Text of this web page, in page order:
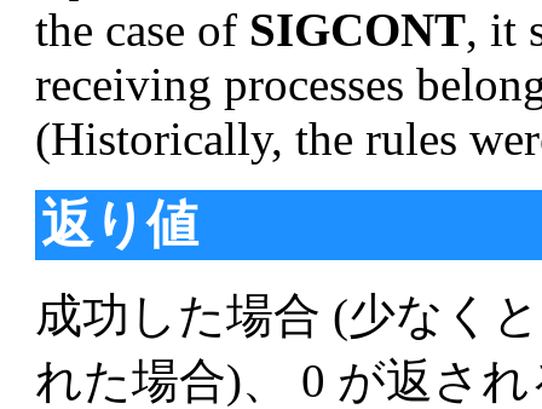
the case of SIGCONT, it
receiving processes
(Historically, the rules
返り値
成功した場合 (少なく
れた場合)、 0 が返さ